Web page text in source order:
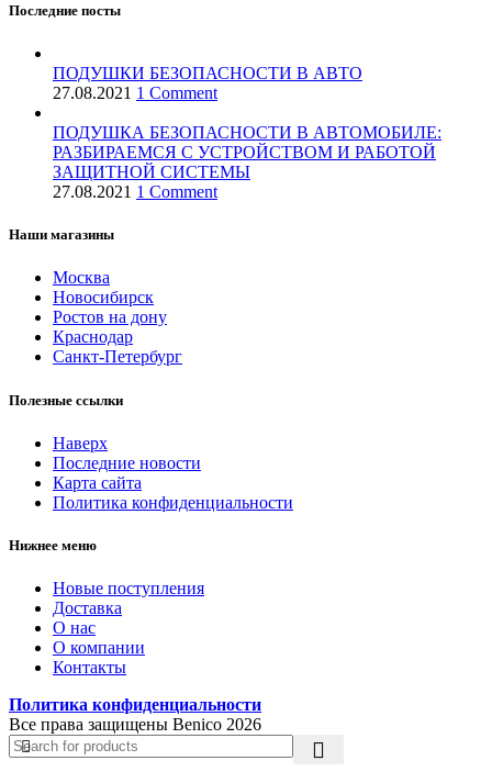
Последние посты
ПОДУШКИ БЕЗОПАСНОСТИ В АВТО
27.08.2021 1 Comment
ПОДУШКА БЕЗОПАСНОСТИ В АВТОМОБИЛЕ:
РАЗБИРАЕМСЯ С УСТРОЙСТВОМ И РАБОТОЙ
ЗАЩИТНОЙ СИСТЕМЫ
27.08.2021 1 Comment
Наши магазины
Москва
Новосибирск
Ростов на дону
Краснодар
Санкт-Петербург
Полезные ссылки
Наверх
Последние новости
Карта сайта
Политика конфиденциальности
Нижнее меню
Новые поступления
Доставка
О нас
О компании
Контакты
Политика конфиденциальности
Все права защищены Benico 2026